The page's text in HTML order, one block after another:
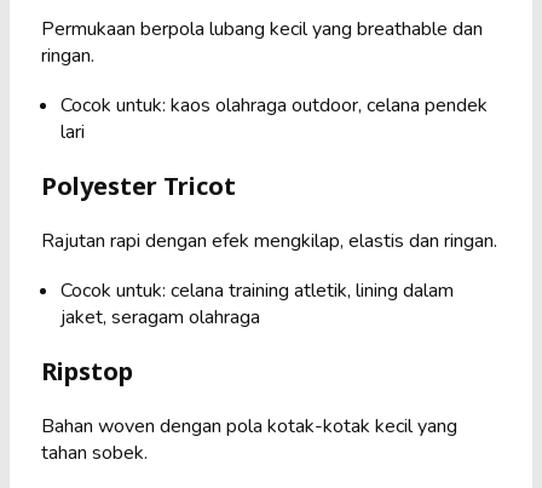
Permukaan berpola lubang kecil yang breathable dan
ringan.
Cocok untuk: kaos olahraga outdoor, celana pendek
lari
Polyester Tricot
Rajutan rapi dengan efek mengkilap, elastis dan ringan.
Cocok untuk: celana training atletik, lining dalam
jaket, seragam olahraga
Ripstop
Bahan woven dengan pola kotak-kotak kecil yang
tahan sobek.